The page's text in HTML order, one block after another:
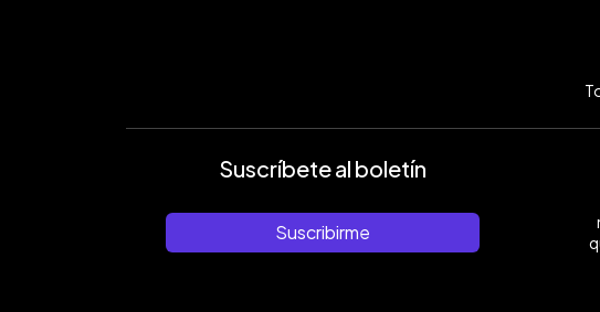
Suscríbete al boletín
Suscribirme